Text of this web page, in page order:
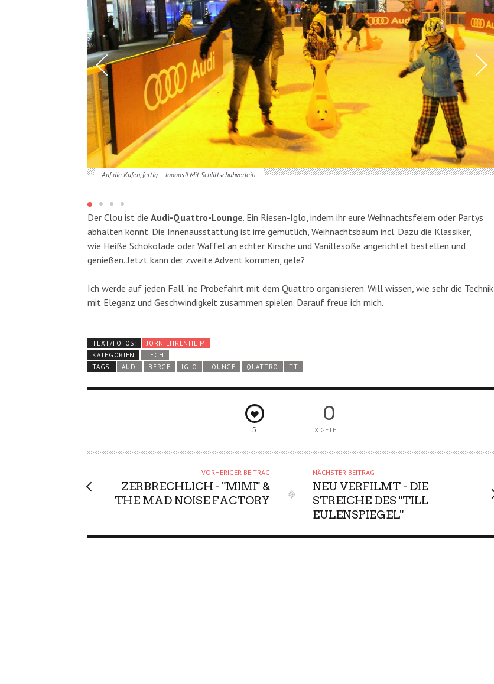
Auf die Kufen, fertig – loooos!! Mit Schlittschuhverleih.
Der Clou ist die Audi-Quattro-Lounge. Ein Riesen-Iglo, indem ihr eure Weihnachtsfeiern oder Partys
abhalten könnt. Die Innenausstattung ist irre gemütlich, Weihnachtsbaum incl. Dazu die Klassiker,
wie Heiße Schokolade oder Waffel an echter Kirsche und Vanillesoße angerichtet bestellen und
genießen. Jetzt kann der zweite Advent kommen, gele?
Ich werde auf jeden Fall ´ne Probefahrt mit dem Quattro organisieren. Will wissen, wie sehr die Technik
mit Eleganz und Geschwindigkeit zusammen spielen. Darauf freue ich mich.
TEXT/FOTOS:
JÖRN EHRENHEIM
KATEGORIEN
TECH
TAGS:
AUDI BERGE IGLO LOUNGE QUATTRO TT
5
0
X GETEILT
VORHERIGER BEITRAG
ZERBRECHLICH - "MIMI" &
THE MAD NOISE FACTORY
NÄCHSTER BEITRAG
NEU VERFILMT - DIE
STREICHE DES "TILL
EULENSPIEGEL"